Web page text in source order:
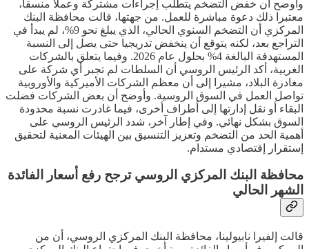
وأوضح أن خفض التضخم يتطلب إجراءات مشتركة وعملا منسقا،
معتبرا ذلك دعوة مباشرة للعمل. من جهتها، قالت محافظة البنك
المركزي أن التضخم السنوي الحالي، الذي يبلغ نحو 9%، لم يبدأ في
التراجع بعد، لكنه يتوقع أن ينخفض تدريجيا حتى يصل إلى النسبة
المستهدفة البالغة 4% بحلول عام 2026. وفيما يتعلق بالشركات
الغربية، أكد الرئيس الروسي أن السلطات لم تجبر أي شركة على
مغادرة البلاد، مشيرا إلى أن معظم الشركات الأميركية والأوروبية
تواصل العمل في السوق الروسية. وأوضح أن بعض الشركات فضلت
البقاء أو نقل إدارتها إلى أطراف أخرى، فيما غادرت نسبة محدودة
السوق بشكل نهائي. وفي إطار آخر، شدد الرئيس الروسي على
أهمية الحد من التضخم وتعزيز التنسيق بين الهيئات المعنية لتحقيق
إستقرار إقتصادي مستدام.
محافظة البنك المركزي الروسي ترجح رفع أسعار الفائدة
الشهر الحالي
قالت إلفيرا نابيولينا، محافظة البنك المركزي الروسي، أن من